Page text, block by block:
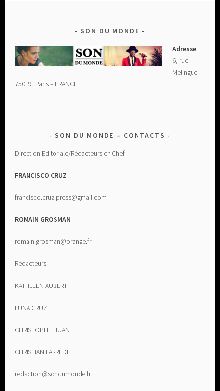
SON DU MONDE
Adresse
6, rue
Melingue
75019, Paris – FRANCE
SON DU MONDE – CONTACTS
Direction Editoriale/Rédacteurs en Chef
FRANCISCO CRUZ
francisco.cruz.press@gmail.com
ROMAIN GROSMAN
romain.grosman@orange.fr
Rédacteurs
KATHLEEN AUBERT
LUNA CRUZ
CHRISTOPHE JUAN
CHRISTIAN LARRÈDE
redaction@sondumonde.fr